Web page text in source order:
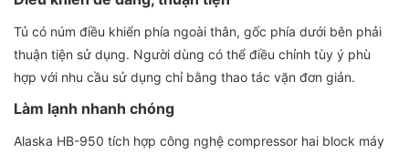
Tủ có núm điều khiển phía ngoài thân, gốc phía dưới bên phải
thuận tiện sử dụng. Người dùng có thể điều chỉnh tùy ý phù
hợp với nhu cầu sử dụng chỉ bằng thao tác vặn đơn giản.
Làm lạnh nhanh chóng
Alaska HB-950 tích hợp công nghệ compressor hai block máy